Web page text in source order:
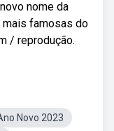
nome da
mais famosas do
/ reprodução.
Novo 2023